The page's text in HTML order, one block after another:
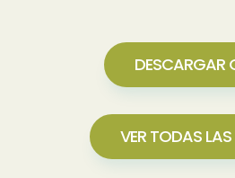
DESCARGAR
VER TODAS